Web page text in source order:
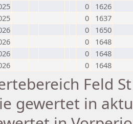
0
1626
0
1637
0
1650
0
1648
0
1648
0 1648
Feld
gewertet in